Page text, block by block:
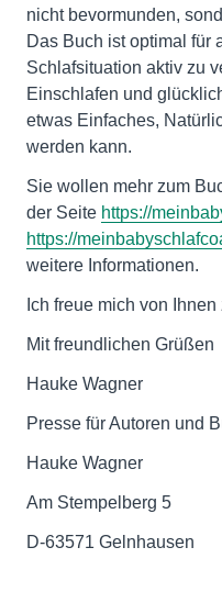
nicht bevormunden,
Das Buch ist optimal für
Schlafsituation aktiv zu
Einschlafen und
etwas Einfaches,
werden kann.
Sie wollen mehr zum
der Seite https://
https://
weitere Informationen.
Ich freue mich von Ihnen
Mit freundlichen Grüßen
Hauke Wagner
Presse für Autoren und
Hauke Wagner
Am Stempelberg 5
D-63571 Gelnhausen